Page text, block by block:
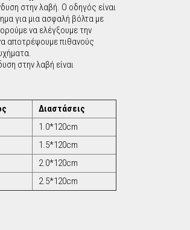
c
h
f
o
m
στην λαβή. Ο οδηγός είναι
για μια ασφαλή βόλτα με
να ελέγξουμε την
αποτρέψουμε πιθανούς
στην λαβή είναι
Διαστάσεις
1.0*120cm
1.5*120cm
2.0*120cm
2.5*120cm